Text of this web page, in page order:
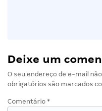
Deixe um
O seu endereço de e-mail
obrigatórios são marcados
Comentário *